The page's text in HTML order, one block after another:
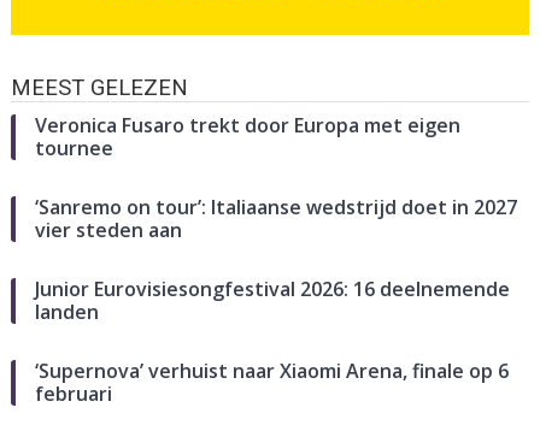
MEEST GELEZEN
Veronica Fusaro trekt door Europa met eigen
tournee
‘Sanremo on tour’: Italiaanse wedstrijd doet in 2027
vier steden aan
Junior Eurovisiesongfestival 2026: 16 deelnemende
landen
‘Supernova’ verhuist naar Xiaomi Arena, finale op 6
februari